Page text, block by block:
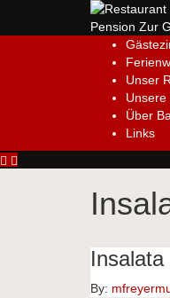
Unser
Unsere
Über
Links
Insalata
By: